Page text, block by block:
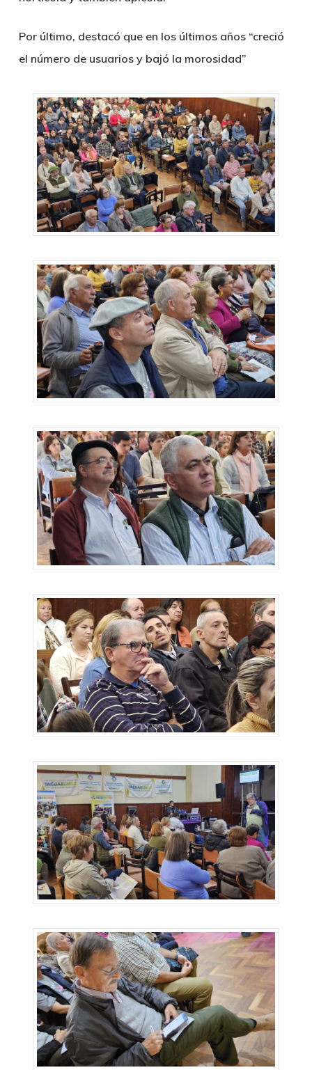
Por último, destacó que en los últimos años “creció
el número de usuarios y bajó la morosidad”